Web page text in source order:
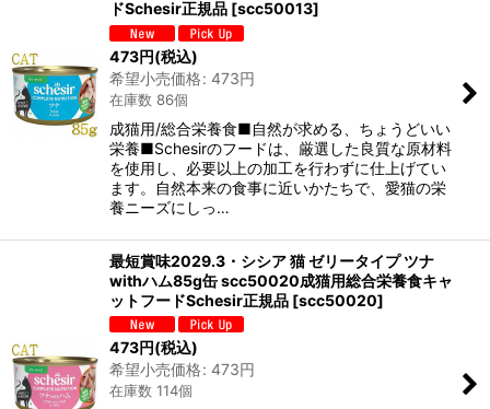
ドSchesir正規品 [scc50013]
473円(税込)
希望小売価格: 473円
在庫数 86個
成猫用/総合栄養食■自然が求める、ちょうどいい
栄養■Schesirのフードは、厳選した良質な原材料
を使用し、必要以上の加工を行わずに仕上げてい
ます。自然本来の食事に近いかたちで、愛猫の栄
養ニーズにしっ…
最短賞味2029.3・シシア 猫 ゼリータイプ ツナ
withハム85g缶 scc50020成猫用総合栄養食キャ
ットフードSchesir正規品 [scc50020]
473円(税込)
希望小売価格: 473円
在庫数 114個